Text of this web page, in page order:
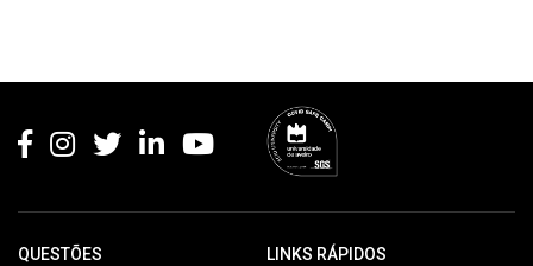
QUESTÕES LINKS RÁPIDOS